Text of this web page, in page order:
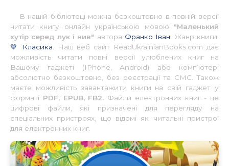
В нашій бібліотеці можна безкоштовно в повній версії
читати книгу онлайн українською мовою "Маленький
хутір серед лук і нив" автора Франко Іван . Жанр книги:
💙 Класика . Наш веб сайт ReadUkrainianBooks.com дає
можливість читати повні версії улюблених книг на
Вашому гаджеті (IPhone, Android) або комп’ютері
абсолютно безкоштовно, без реєстрації та СМС. Також
маєте можливість завантажити книги на свій гаджет у
форматі PDF, EPUB, FB2. Файли електронних книг - це
цифрові файли, які призначені для перегляду на
спеціальних пристроях, що відомі як читальні пристрої
для електронних книг.